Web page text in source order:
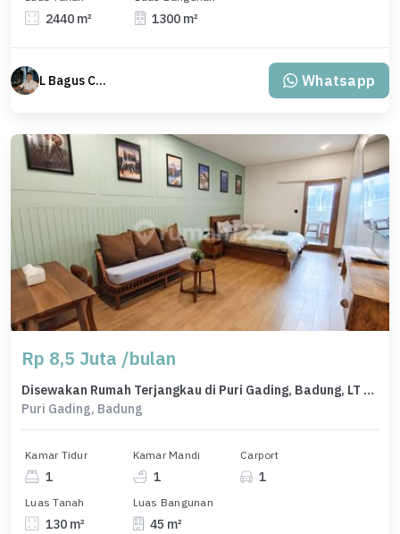
2440 m² 1300 m²
L Bagus Cakra Baskara Whatsapp
Rp 8,5 Juta /bulan
Disewakan Rumah Terjangkau di Puri Gading, Badung, LT 130m²
Puri Gading, Badung
Kamar Tidur
1
Kamar Mandi
1
Carport
1
Luas Tanah
130 m²
Luas Bangunan
45 m²